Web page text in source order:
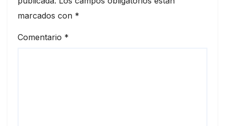
marcados con *
Comentario *